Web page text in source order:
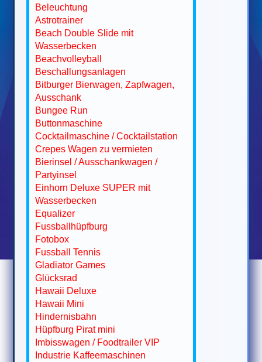
Beleuchtung
Astrotrainer
Beach Double Slide mit
Wasserbecken
Beachvolleyball
Beschallungsanlagen
Bitburger Bierwagen, Zapfwagen,
Ausschank
Bungee Run
Buttonmaschine
Cocktailmaschine / Cocktailstation
Crepes Wagen zu vermieten
Bierinsel / Ausschankwagen /
Partyinsel
Einhorn Deluxe SUPER mit
Wasserbecken
Equalizer
Fussballhüpfburg
Fotobox
Fussball Tennis
Gladiator Games
Glücksrad
Hawaii Deluxe
Hawaii Mini
Hindernisbahn
Hüpfburg Pirat mini
Imbisswagen / Foodtrailer VIP
Industrie Kaffeemaschinen